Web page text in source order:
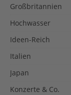
Großbritannien
Hochwasser
Ideen-Reich
Italien
Japan
Konzerte & Co.